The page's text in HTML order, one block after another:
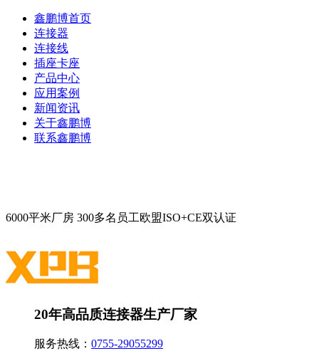
鑫鹏博首页
连接器
连接线
插座卡座
产品中心
应用案例
新闻资讯
关于鑫鹏博
联系鑫鹏博
6000平米厂房 300多名员工欧盟ISO+CE双认证
20年高品质连接器生产厂家
服务热线： 0755-29055299